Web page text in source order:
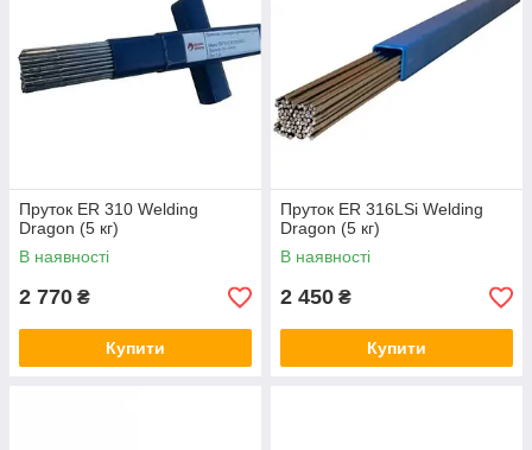
Пруток ER 310 Welding
Dragon (5 кг)
В наявності
2 770 ₴
Купити
Пруток ER 316LSi Welding
Dragon (5 кг)
В наявності
2 450 ₴
Купити